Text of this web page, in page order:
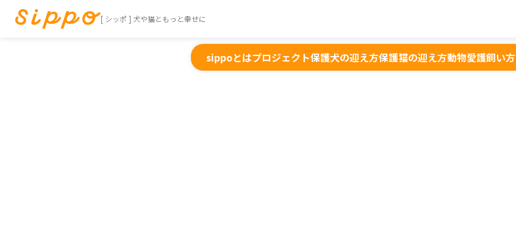
[ シッポ ] 犬や猫ともっと幸せに
sippoとはプロジェクト保護犬の迎え方保護猫の迎え方動物愛護飼い方